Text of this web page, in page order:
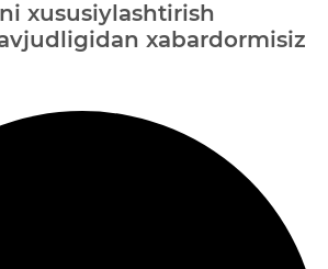
xususiylashtirish
xabardormisiz